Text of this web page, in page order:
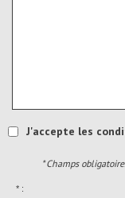
J'accepte les
* Champs
* :